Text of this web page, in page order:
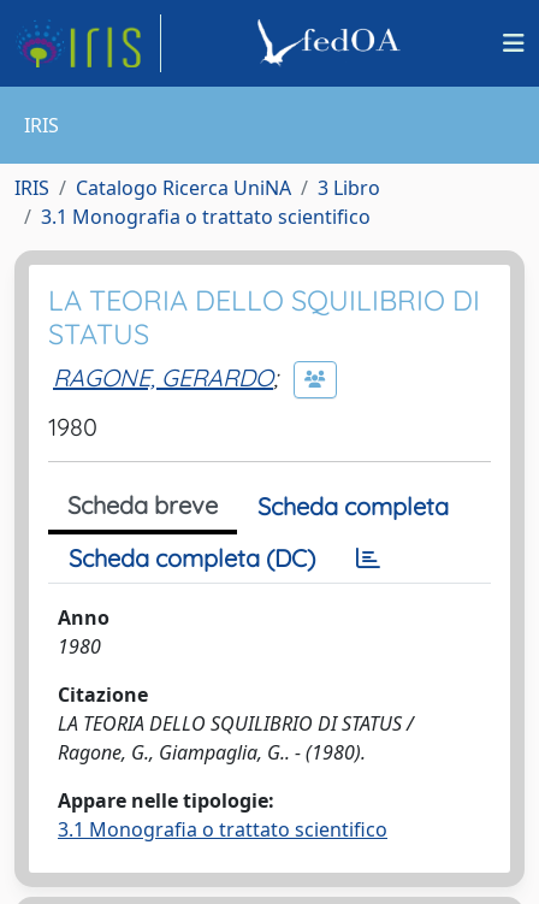
IRIS
IRIS Catalogo Ricerca UniNA
3 Libro
3.1 Monografia o trattato scientifico
LA TEORIA DELLO SQUILIBRIO DI
STATUS
RAGONE, GERARDO;
1980
Scheda breve
Scheda completa
Scheda completa (DC)
Anno
1980
Citazione
LA TEORIA DELLO SQUILIBRIO DI STATUS /
Ragone, G., Giampaglia, G.. - (1980).
Appare nelle tipologie:
3.1 Monografia o trattato scientifico